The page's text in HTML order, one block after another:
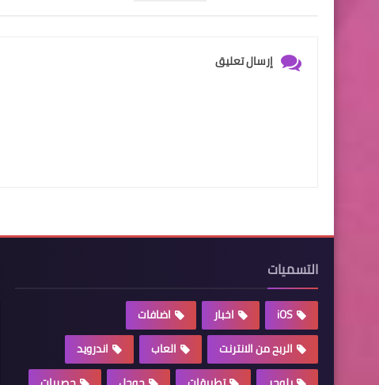
إرسال تعليق
التسميات
iOS اخبار
اضافات
الربح من الانترنت
العاب
اندرويد